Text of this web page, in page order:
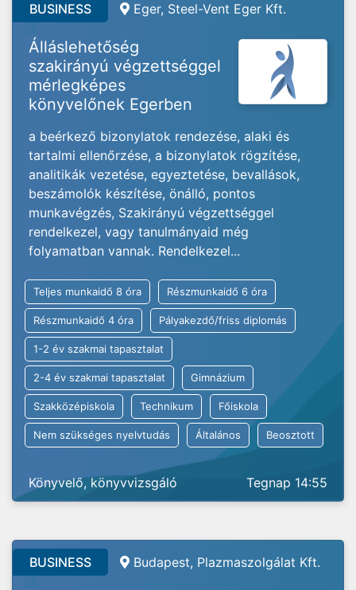
BUSINESS Eger, Steel-Vent Eger Kft.
Álláslehetőség
szakirányú végzettséggel
mérlegképes
könyvelőnek Egerben
a beérkező bizonylatok rendezése, alaki és
tartalmi ellenőrzése, a bizonylatok rögzítése,
analitikák vezetése, egyeztetése, bevallások,
beszámolók készítése, önálló, pontos
munkavégzés, Szakirányú végzettséggel
rendelkezel, vagy tanulmányaid még
folyamatban vannak. Rendelkezel...
Teljes munkaidő 8 óra Részmunkaidő 6 óra
Részmunkaidő 4 óra Pályakezdő/friss diplomás
1-2 év szakmai tapasztalat
2-4 év szakmai tapasztalat Gimnázium
Szakközépiskola Technikum Főiskola
Nem szükséges nyelvtudás Általános Beosztott
Könyvelő, könyvvizsgáló Tegnap 14:55
BUSINESS Budapest, Plazmaszolgálat Kft.